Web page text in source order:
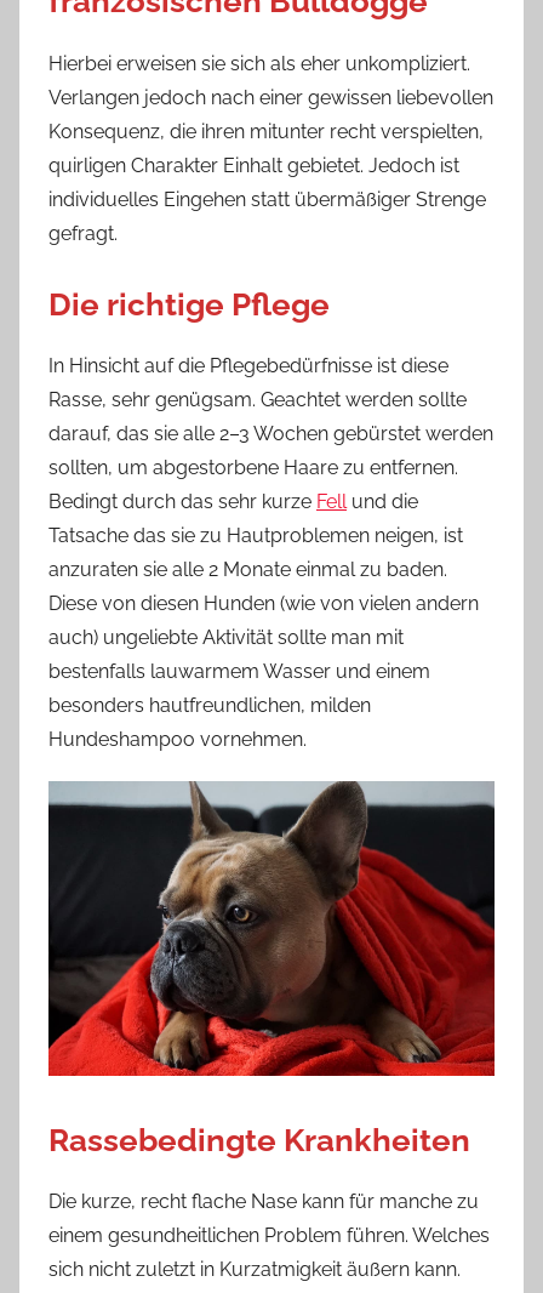
Hierbei erweisen sie sich als eher unkompliziert.
Verlangen jedoch nach einer gewissen liebevollen
Konsequenz, die ihren mitunter recht verspielten,
quirligen Charakter Einhalt gebietet. Jedoch ist
individuelles Eingehen statt übermäßiger Strenge
gefragt.
Die richtige Pflege
In Hinsicht auf die Pflegebedürfnisse ist diese
Rasse, sehr genügsam. Geachtet werden sollte
darauf, das sie alle 2–3 Wochen gebürstet werden
sollten, um abgestorbene Haare zu entfernen.
Bedingt durch das sehr kurze Fellund die
Tatsache das sie zu Hautproblemen neigen, ist
anzuraten sie alle 2 Monate einmal zu baden.
Diese von diesen Hunden (wie von vielen andern
auch) ungeliebte Aktivität sollte man mit
bestenfalls lauwarmem Wasser und einem
besonders hautfreundlichen, milden
Hundeshampoo vornehmen.
Rassebedingte Krankheiten
Die kurze, recht flache Nase kann für manche zu
einem gesundheitlichen Problem führen. Welches
sich nicht zuletzt in Kurzatmigkeit äußern kann.